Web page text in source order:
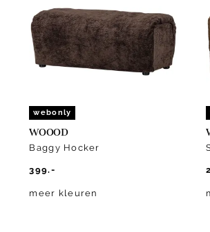
webonly
WOOOD
Baggy Hocker
399.-
meer kleuren